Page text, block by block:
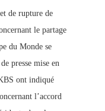
de rupture de
le partage
du Monde se
presse mise en
ont indiqué
l’accord